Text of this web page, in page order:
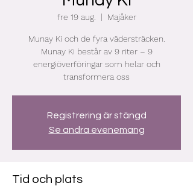
fre 19 aug.
  |
Majåker
Munay Ki och de fyra vädersträcken.
Munay Ki består av 9 riter – 9
energiöverföringar som helar och
transformera oss
Registrering är stängd
Se andra evenemang
Tid och plats